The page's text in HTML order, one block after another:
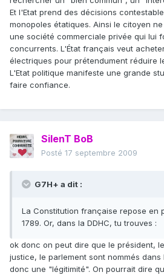
Et l'Etat prend des décisions
monopoles étatiques. Ainsi le citoyen
une société commerciale privée qui lui
concurrents. L'État français veut
électriques pour prétendument réduire
L'Etat politique manifeste une grande
faire confiance.
SilenT BoB
Posté 17 septembre 2009
G7H+ a dit :
La Constitution française repose en
1789. Or, dans la DDHC, tu trouves :
ok donc on peut dire que le président,
justice, le parlement sont nommés
donc une "légitimité". On pourrait dire